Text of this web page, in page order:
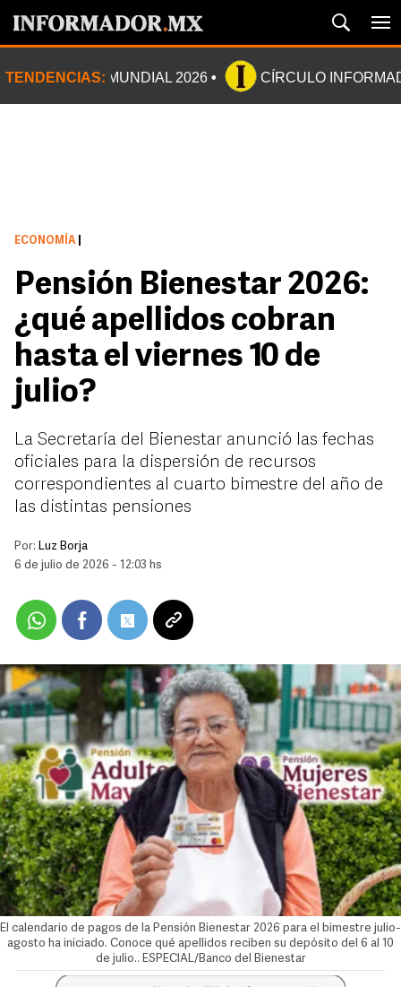
TENDENCIAS: MUNDIAL 2026 CÍRCULO
ECONOMÍA
Pensión Bienestar 2026:
¿qué apellidos cobran
hasta el viernes 10 de
julio?
La Secretaría del Bienestar anunció las fechas
oficiales para la dispersión de recursos
correspondientes al cuarto bimestre del año de
las distintas pensiones
Por: Luz Borja
6 de julio de 2026 - 12:03 hs
El calendario de pagos de la Pensión Bienestar 2026 para el bimestre julio-
agosto ha iniciado. Conoce qué apellidos reciben su depósito del 6 al 10
de julio.. ESPECIAL/Banco del Bienestar